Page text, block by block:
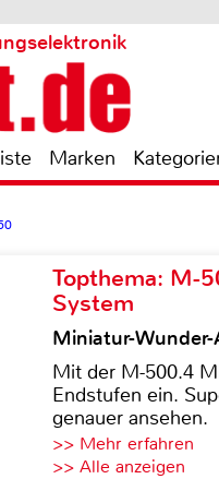
Marken
Topthema: M-
System
Miniatur-
Mit der M-500.4
Endstufen ein.
genauer ansehen.
>> Mehr erfahren
>> Alle anzeigen